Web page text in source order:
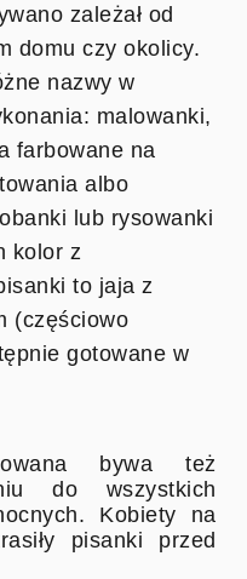
zależał od
domu czy okolicy.
nazwy w
malowanki,
farbowane na
albo
lub rysowanki
kolor z
to jaja z
(częściowo
gotowane w
bywa też
do wszystkich
Kobiety na
pisanki przed